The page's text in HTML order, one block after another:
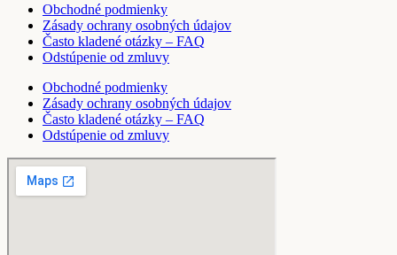
Obchodné podmienky
Zásady ochrany osobných údajov
Často kladené otázky – FAQ
Odstúpenie od zmluvy
Obchodné podmienky
Zásady ochrany osobných údajov
Často kladené otázky – FAQ
Odstúpenie od zmluvy